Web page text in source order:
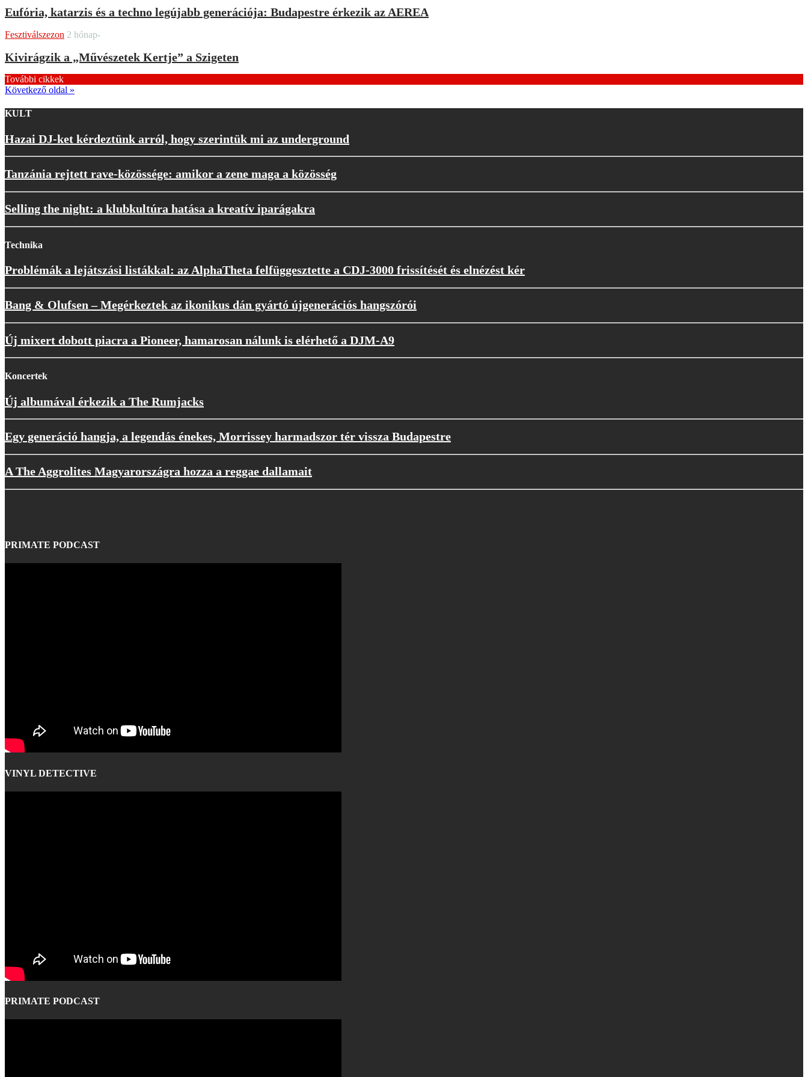
Eufória, katarzis és a techno legújabb generációja: Budapestre érkezik az AEREA
Fesztiválszezon 2 hónap-
Kivirágzik a „Művészetek Kertje” a Szigeten
További cikkek
Következő oldal »
KULT
Hazai DJ-ket kérdeztünk arról, hogy szerintük mi az underground
Tanzánia rejtett rave-közössége: amikor a zene maga a közösség
Selling the night: a klubkultúra hatása a kreatív iparágakra
Technika
Problémák a lejátszási listákkal: az AlphaTheta felfüggesztette a CDJ-3000 frissítését és elnézést kér
Bang & Olufsen – Megérkeztek az ikonikus dán gyártó újgenerációs hangszórói
Új mixert dobott piacra a Pioneer, hamarosan nálunk is elérhető a DJM-A9
Koncertek
Új albumával érkezik a The Rumjacks
Egy generáció hangja, a legendás énekes, Morrissey harmadszor tér vissza Budapestre
A The Aggrolites Magyarországra hozza a reggae dallamait
PRIMATE PODCAST
VINYL DETECTIVE
PRIMATE PODCAST